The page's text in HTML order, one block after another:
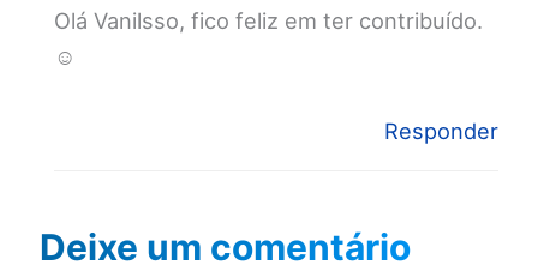
Olá Vanilsso, fico feliz em ter contribuído.
☺️
Responder
Deixe um comentário